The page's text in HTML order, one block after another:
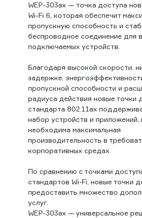
WEP-303ax — точка доступа
Wi-Fi 6, которая обеспечит
пропускную способность и
беспроводное соединение для
подключаемых устройств.
Благодаря высокой скорости,
задержке,
пропускной способности и
радиуса действия новые точки
стандарта 802.11ax
набор устройств и приложений,
необходима максимальная
производительность в
корпоративных средах.
По сравнению с точками
стандартов Wi-Fi, новые точки
предоставить множество
услуг.
WEP-303ax — универсальное